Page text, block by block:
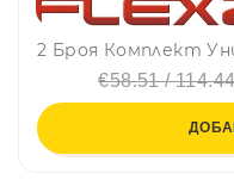
€58.51 /